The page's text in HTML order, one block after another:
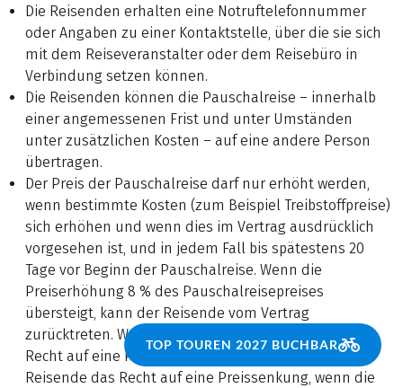
Die Reisenden erhalten eine Notruftelefonnummer
oder Angaben zu einer Kontaktstelle, über die sie sich
mit dem Reiseveranstalter oder dem Reisebüro in
Verbindung setzen können.
Die Reisenden können die Pauschalreise – innerhalb
einer angemessenen Frist und unter Umständen
unter zusätzlichen Kosten – auf eine andere Person
übertragen.
Der Preis der Pauschalreise darf nur erhöht werden,
wenn bestimmte Kosten (zum Beispiel Treibstoffpreise)
sich erhöhen und wenn dies im Vertrag ausdrücklich
vorgesehen ist, und in jedem Fall bis spätestens 20
Tage vor Beginn der Pauschalreise. Wenn die
Preiserhöhung 8 % des Pauschalreisepreises
übersteigt, kann der Reisende vom Vertrag
zurücktreten. Wenn sich ein Reiseveranstalter das
Recht auf eine Preiserhöhung vorbehält, hat der
Reisende das Recht auf eine Preissenkung, wenn die
TOP TOUREN 2027 BUCHBAR